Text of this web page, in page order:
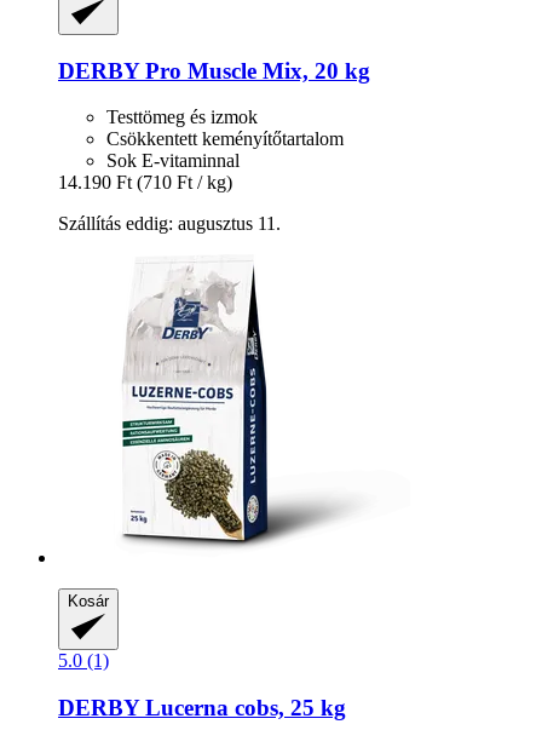
DERBYPro Muscle Mix, 20 kg
Testtömeg és izmok
Csökkentett keményítőtartalom
Sok E-vitaminnal
14.190 Ft (710 Ft / kg)
Szállítás eddig: augusztus 11.
Kosár
5.0 (1)
DERBYLucerna cobs, 25 kg